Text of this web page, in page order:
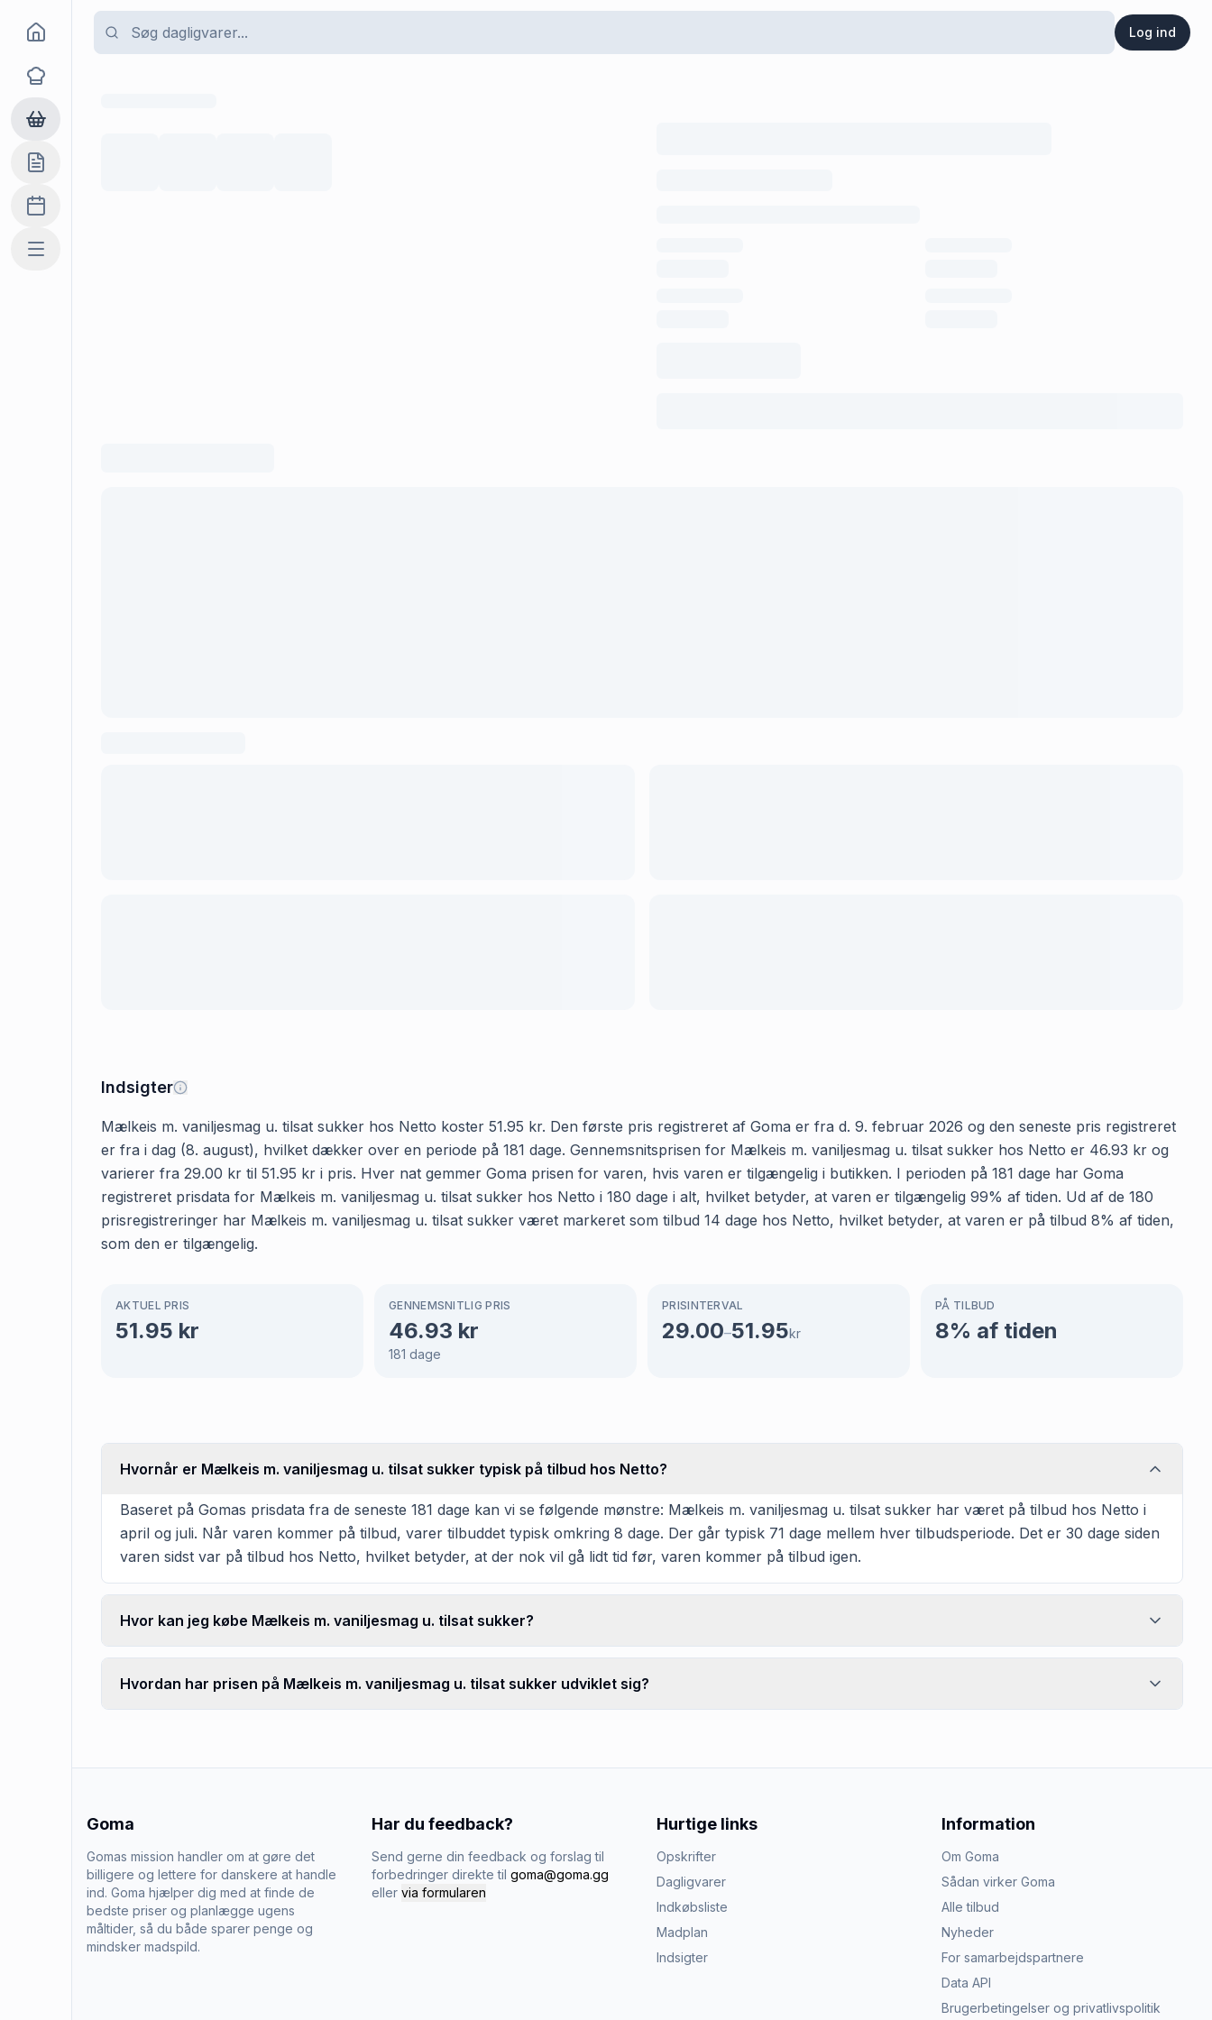
Log ind
Goma
Opskrifter
Dagligvarer
Indkøbslisten
Madplan
Mere
Indsigter
Mælkeis m. vaniljesmag u. tilsat sukker hos Netto koster 51.95 kr. Den første pris registreret af Goma er fra d. 9. februar 2026 og den seneste pris registreret
er fra i dag (8. august), hvilket dækker over en periode på 181 dage. Gennemsnitsprisen for Mælkeis m. vaniljesmag u. tilsat sukker hos Netto er 46.93 kr og
varierer fra 29.00 kr til 51.95 kr i pris. Hver nat gemmer Goma prisen for varen, hvis varen er tilgængelig i butikken. I perioden på 181 dage har Goma
registreret prisdata for Mælkeis m. vaniljesmag u. tilsat sukker hos Netto i 180 dage i alt, hvilket betyder, at varen er tilgængelig 99% af tiden. Ud af de 180
prisregistreringer har Mælkeis m. vaniljesmag u. tilsat sukker været markeret som tilbud 14 dage hos Netto, hvilket betyder, at varen er på tilbud 8% af tiden,
som den er tilgængelig.
AKTUEL PRIS
51.95 kr
GENNEMSNITLIG PRIS
46.93 kr
181 dage
PRISINTERVAL
29.00–51.95kr
PÅ TILBUD
8% af tiden
Hvornår er Mælkeis m. vaniljesmag u. tilsat sukker typisk på tilbud hos Netto?
Baseret på Gomas prisdata fra de seneste 181 dage kan vi se følgende mønstre: Mælkeis m. vaniljesmag u. tilsat sukker har været på tilbud hos Netto i
april og juli. Når varen kommer på tilbud, varer tilbuddet typisk omkring 8 dage. Der går typisk 71 dage mellem hver tilbudsperiode. Det er 30 dage siden
varen sidst var på tilbud hos Netto, hvilket betyder, at der nok vil gå lidt tid før, varen kommer på tilbud igen.
Hvor kan jeg købe Mælkeis m. vaniljesmag u. tilsat sukker?
Hvordan har prisen på Mælkeis m. vaniljesmag u. tilsat sukker udviklet sig?
Goma
Gomas mission handler om at gøre det
billigere og lettere for danskere at handle
ind. Goma hjælper dig med at finde de
bedste priser og planlægge ugens
måltider, så du både sparer penge og
mindsker madspild.
Har du feedback?
Send gerne din feedback og forslag til
forbedringer direkte til goma@goma.gg
eller via formularen
Hurtige links
Opskrifter
Dagligvarer
Indkøbsliste
Madplan
Indsigter
Information
Om Goma
Sådan virker Goma
Alle tilbud
Nyheder
For samarbejdspartnere
Data API
Brugerbetingelser og privatlivspolitik